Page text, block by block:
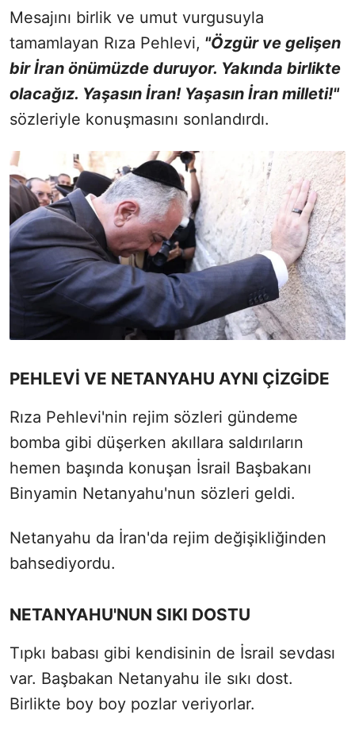
Mesajını birlik ve umut vurgusuyla
tamamlayan Rıza Pehlevi, "Özgür ve gelişen
bir İran önümüzde duruyor. Yakında birlikte
olacağız. Yaşasın İran! Yaşasın İran milleti!"
sözleriyle konuşmasını sonlandırdı.
PEHLEVİ VE NETANYAHU AYNI ÇİZGİDE
Rıza Pehlevi'nin rejim sözleri gündeme
bomba gibi düşerken akıllara saldırıların
hemen başında konuşan İsrail Başbakanı
Binyamin Netanyahu'nun sözleri geldi.
Netanyahu da İran'da rejim değişikliğinden
bahsediyordu.
NETANYAHU'NUN SIKI DOSTU
Tıpkı babası gibi kendisinin de İsrail sevdası
var. Başbakan Netanyahu ile sıkı dost.
Birlikte boy boy pozlar veriyorlar.